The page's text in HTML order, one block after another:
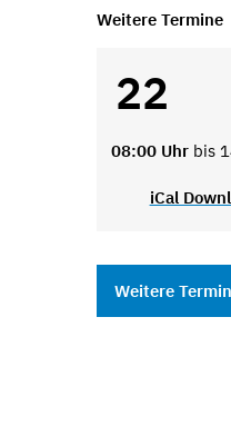
Weitere Termine
22
08:00 Uhr bis
iCal
Weitere